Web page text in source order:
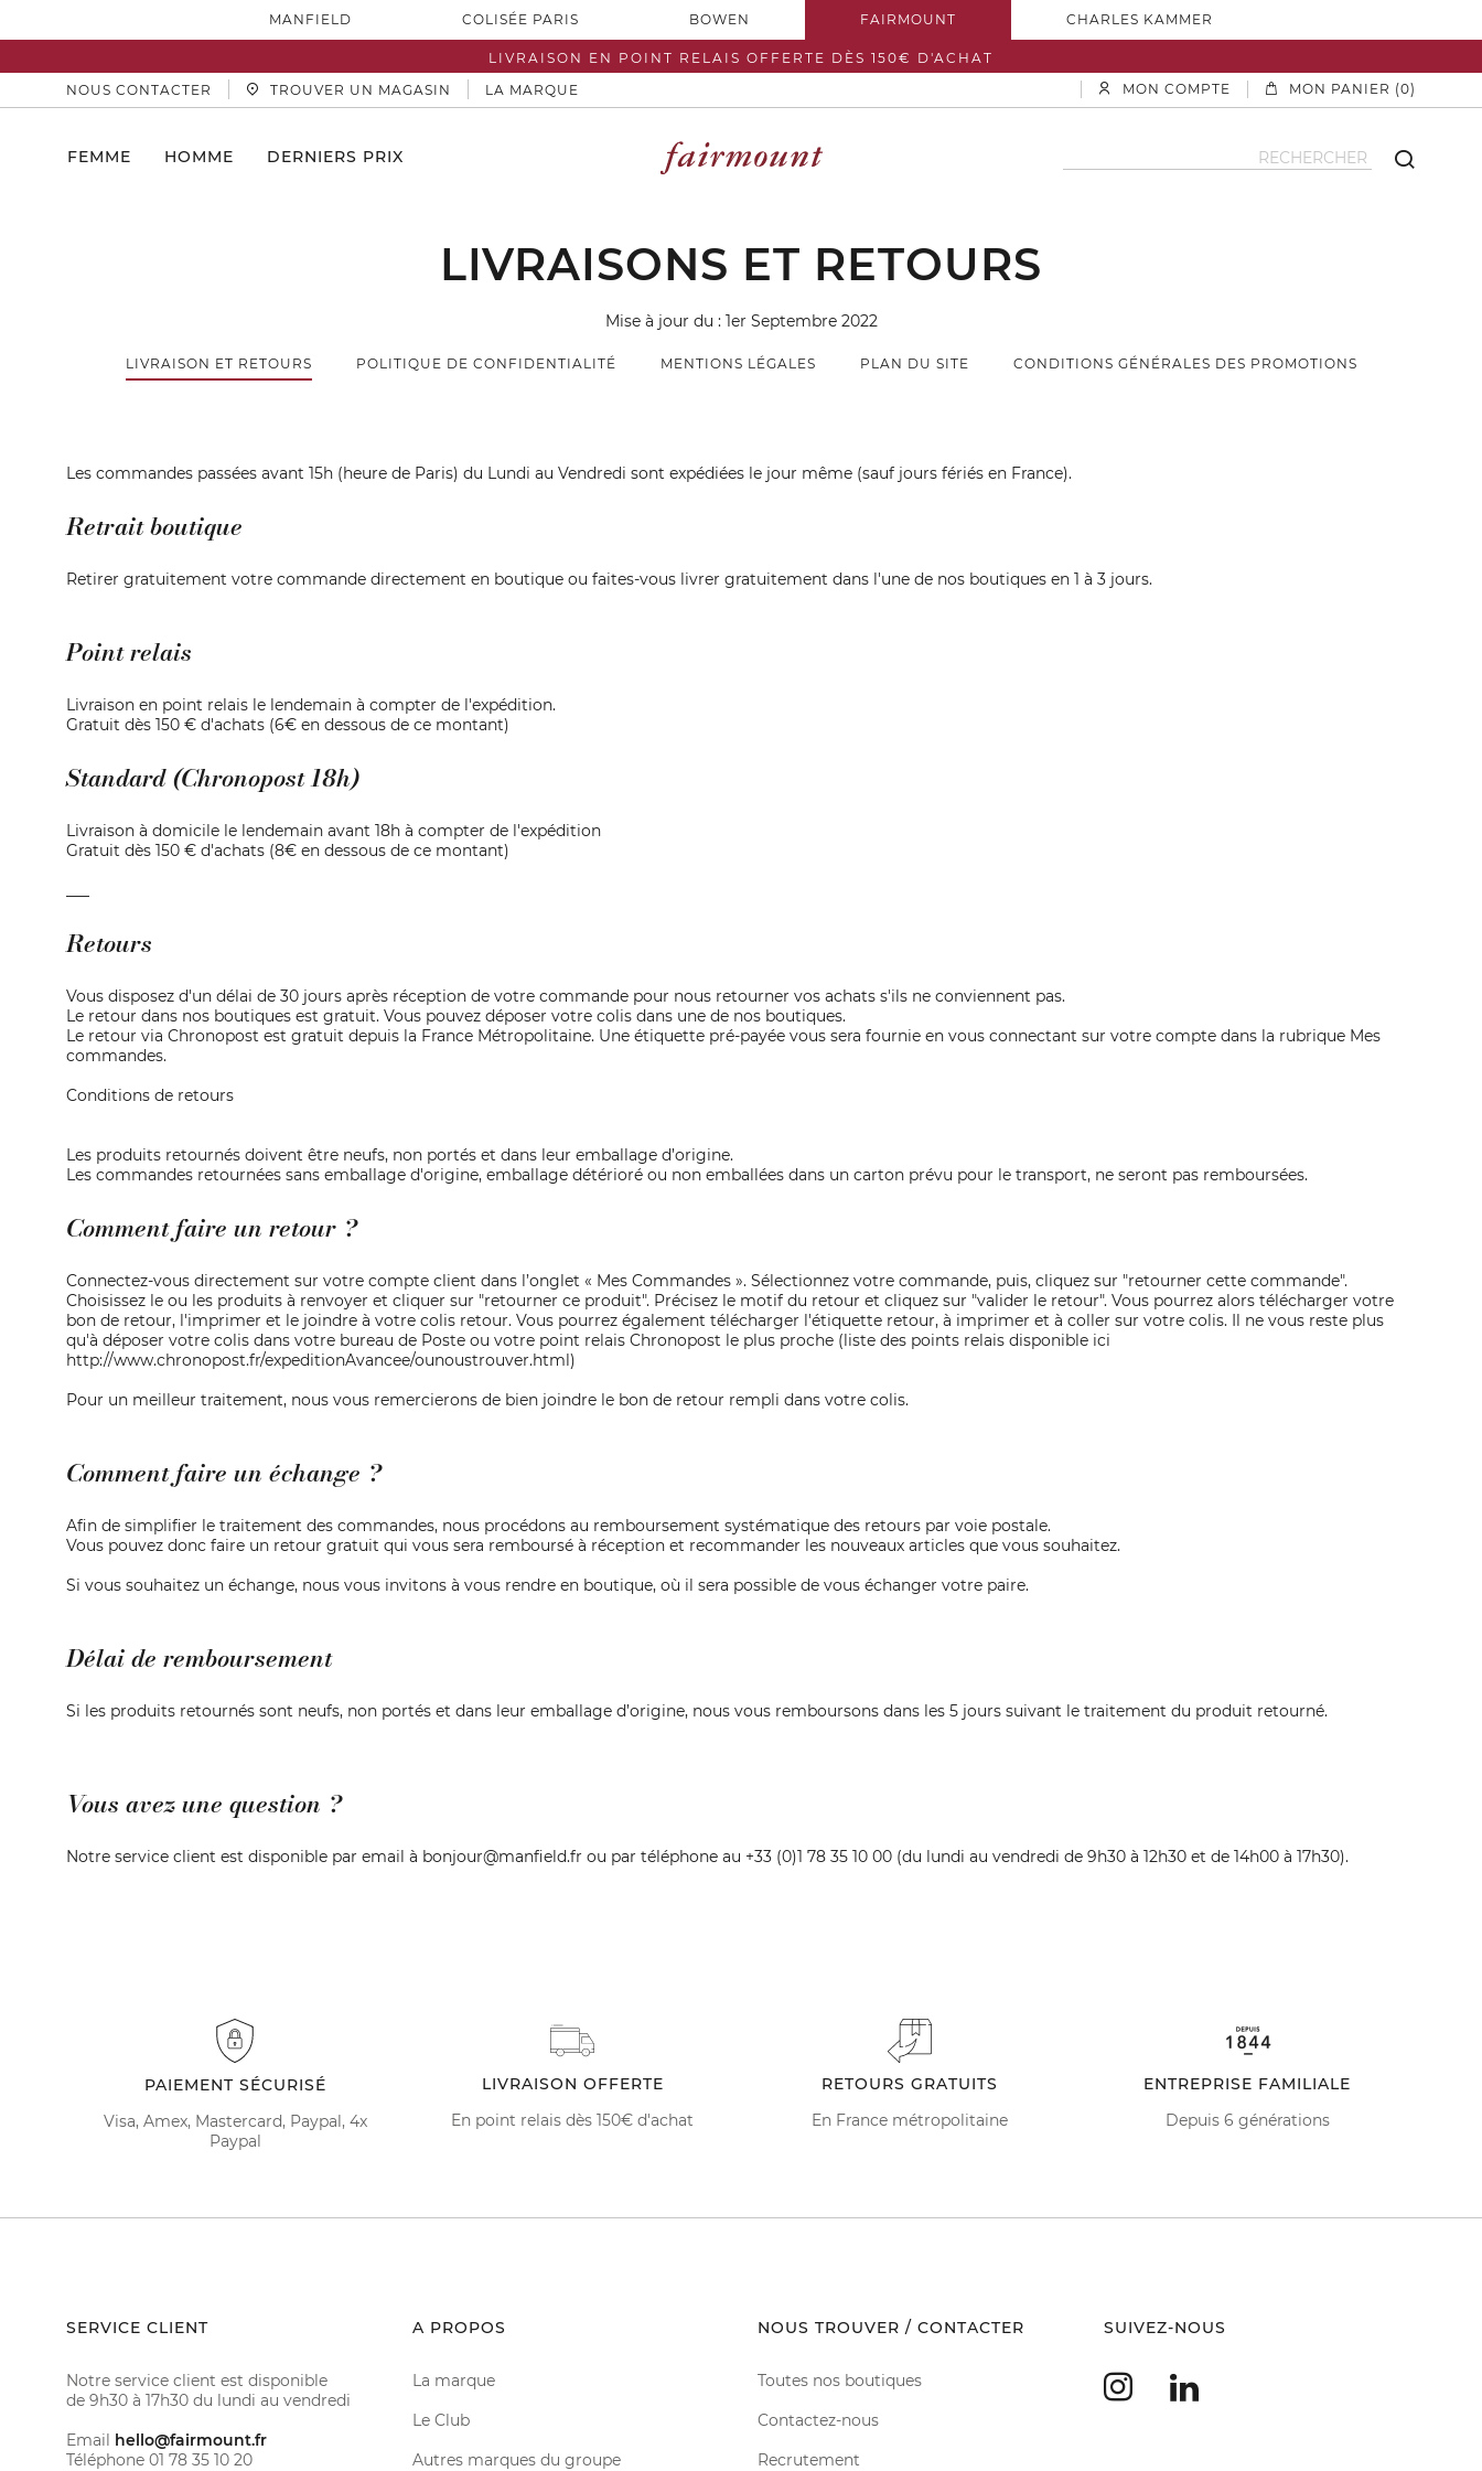
MANFIELD COLISÉE PARIS BOWEN FAIRMOUNT CHARLES KAMMER
LIVRAISON EN POINT RELAIS OFFERTE DÈS 150€ D'ACHAT
NOUS CONTACTER
TROUVER UN MAGASIN LA MARQUE MON COMPTE MON PANIER (0)
FEMME HOMME DERNIERS PRIX
LIVRAISONS ET RETOURS
Mise à jour du : 1er Septembre 2022
LIVRAISON ET RETOURS POLITIQUE DE CONFIDENTIALITÉ MENTIONS LÉGALES PLAN DU SITE CONDITIONS GÉNÉRALES DES PROMOTIONS
Les commandes passées avant 15h (heure de Paris) du Lundi au Vendredi sont expédiées le jour même (sauf jours fériés en France).
Retrait boutique
Retirer gratuitement votre commande directement en boutique ou faites-vous livrer gratuitement dans l'une de nos boutiques en 1 à 3 jours.
Point relais
Livraison en point relais le lendemain à compter de l'expédition.
Gratuit dès 150 € d'achats (6€ en dessous de ce montant)
Standard (Chronopost 18h)
Livraison à domicile le lendemain avant 18h à compter de l'expédition
Gratuit dès 150 € d'achats (8€ en dessous de ce montant)
Retours
Vous disposez d'un délai de 30 jours après réception de votre commande pour nous retourner vos achats s'ils ne conviennent pas.
Le retour dans nos boutiques est gratuit. Vous pouvez déposer votre colis dans une de nos boutiques.
Le retour via Chronopost est gratuit depuis la France Métropolitaine. Une étiquette pré-payée vous sera fournie en vous connectant sur votre compte dans la rubrique Mes
commandes.
Conditions de retours
Les produits retournés doivent être neufs, non portés et dans leur emballage d’origine.
Les commandes retournées sans emballage d'origine, emballage détérioré ou non emballées dans un carton prévu pour le transport, ne seront pas remboursées.
Comment faire un retour ?
Connectez-vous directement sur votre compte client dans l’onglet « Mes Commandes ». Sélectionnez votre commande, puis, cliquez sur "retourner cette commande".
Choisissez le ou les produits à renvoyer et cliquer sur "retourner ce produit". Précisez le motif du retour et cliquez sur "valider le retour". Vous pourrez alors télécharger votre
bon de retour, l'imprimer et le joindre à votre colis retour. Vous pourrez également télécharger l'étiquette retour, à imprimer et à coller sur votre colis. Il ne vous reste plus
qu'à déposer votre colis dans votre bureau de Poste ou votre point relais Chronopost le plus proche (liste des points relais disponible ici
http://www.chronopost.fr/expeditionAvancee/ounoustrouver.html)
Pour un meilleur traitement, nous vous remercierons de bien joindre le bon de retour rempli dans votre colis.
Comment faire un échange ?
Afin de simplifier le traitement des commandes, nous procédons au remboursement systématique des retours par voie postale.
Vous pouvez donc faire un retour gratuit qui vous sera remboursé à réception et recommander les nouveaux articles que vous souhaitez.
Si vous souhaitez un échange, nous vous invitons à vous rendre en boutique, où il sera possible de vous échanger votre paire.
Délai de remboursement
Si les produits retournés sont neufs, non portés et dans leur emballage d’origine, nous vous remboursons dans les 5 jours suivant le traitement du produit retourné.
Vous avez une question ?
Notre service client est disponible par email à bonjour@manfield.fr ou par téléphone au +33 (0)1 78 35 10 00 (du lundi au vendredi de 9h30 à 12h30 et de 14h00 à 17h30).
PAIEMENT SÉCURISÉ
Visa, Amex, Mastercard, Paypal, 4x
Paypal
LIVRAISON OFFERTE
En point relais dès 150€ d'achat
RETOURS GRATUITS
En France métropolitaine
ENTREPRISE FAMILIALE
Depuis 6 générations
SERVICE CLIENT
Notre service client est disponible
de 9h30 à 17h30 du lundi au vendredi
Email hello@fairmount.fr
Téléphone 01 78 35 10 20
A PROPOS
La marque
Le Club
Autres marques du groupe
NOUS TROUVER / CONTACTER
Toutes nos boutiques
Contactez-nous
Recrutement
SUIVEZ-NOUS
Instagram
LinkedIn